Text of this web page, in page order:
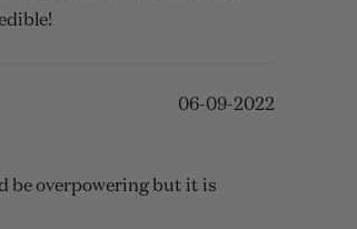
06-09-2022
be overpowering but it is